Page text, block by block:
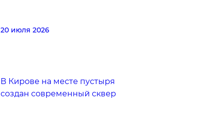
20 июля 2026
В Кирове на месте пустыря
создан современный сквер